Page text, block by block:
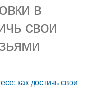
в
свои
как достичь свои